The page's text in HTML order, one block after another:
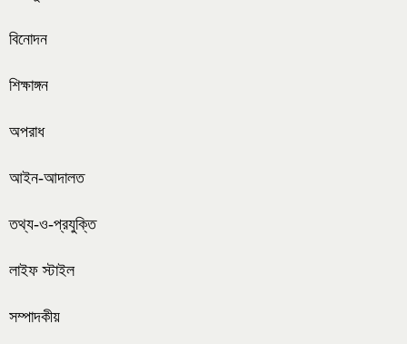
বিনোদন
শিক্ষাঙ্গন
অপরাধ
আইন-আদালত
তথ্য-ও-প্রযুক্তি
লাইফ স্টাইল
সম্পাদকীয়